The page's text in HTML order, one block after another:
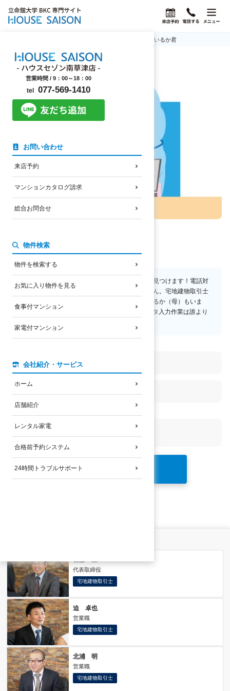
営業時間 / 9：00～18：00
tel 077-569-1410
お問い合わせ
来店予約
マンションカタログ請求
総合お問合せ
物件検索
物件を検索する
お気に入り物件を見る
食事付マンション
家電付マンション
会社紹介・サービス
ホーム
店舗紹介
レンタル家電
合格前予約システム
24時間トラブルサポート
へやいるか君
へやいるか君
メッセージ
お部屋探しが得意！慎重かつ大胆に、いい物件を見つけます！電話対
応が得意！二足歩行が苦手で車の運転ができません。宅地建物取引士
の資格を取得したい！へやいるか（父）、へやいるか（母）もいま
す。★2026年5月にパソコンスキルが覚醒！データ入力作業は誰より
主な業務内容
WEBサイトのナビゲーター
おすすめの物件
スタッフ紹介一覧へ戻る
佐藤 正一
代表取締役
宅地建物取引士
迫 卓也
営業職
宅地建物取引士
北浦 明
営業職
宅地建物取引士